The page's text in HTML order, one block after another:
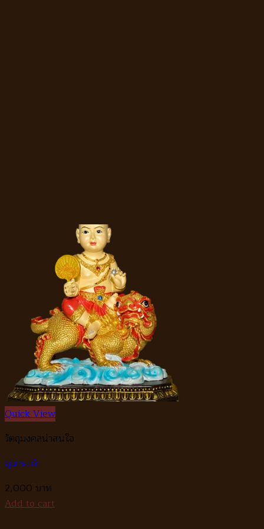
Quick View
วัตถุมงคลน่าสนใจ
กุมารแก้ว
2,000
Add to cart